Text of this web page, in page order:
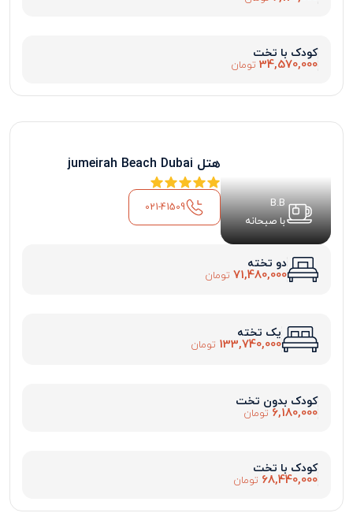
کودک با تخت
34,570,000 تومان
B.B
با صبحانه
هتل jumeirah Beach Dubai
021-41509
دو تخته
71,480,000 تومان
یک تخته
133,740,000 تومان
کودک بدون تخت
6,180,000 تومان
کودک با تخت
68,440,000 تومان